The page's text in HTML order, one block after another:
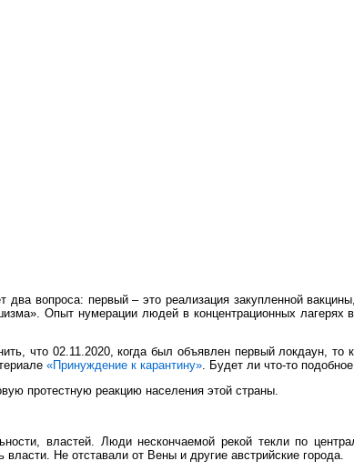
вопроса: первый – это реализация закупленной
Опыт нумерации людей в концентрационных
что 02.11.2020, когда был объявлен первый локдаун, то
«Принуждение к карантину». Будет ли что-то
протестную реакцию населения этой страны.
властей. Люди нескончаемой рекой текли по
Не отставали от Вены и другие австрийские города.